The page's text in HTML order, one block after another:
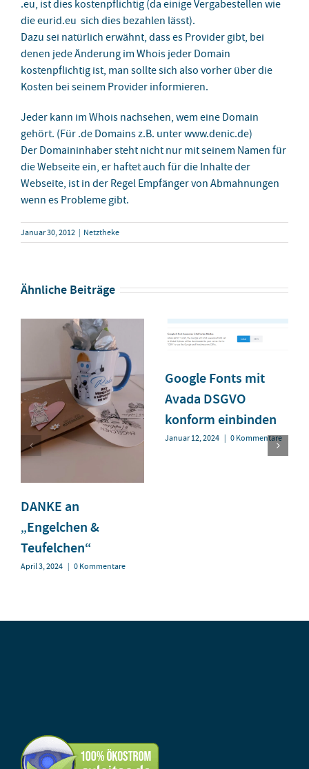
.eu, ist dies kostenpflichtig (da einige Vergabestellen wie
die eurid.eu sich dies bezahlen lässt).
Dazu sei natürlich erwähnt, dass es Provider gibt, bei
denen jede Änderung im Whois jeder Domain
kostenpflichtig ist, man sollte sich also vorher über die
Kosten bei seinem Provider informieren.
Jeder kann im Whois nachsehen, wem eine Domain
gehört. (Für .de Domains z.B. unter www.denic.de)
Der Domaininhaber steht nicht nur mit seinem Namen für
die Webseite ein, er haftet auch für die Inhalte der
Webseite, ist in der Regel Empfänger von Abmahnungen
wenn es Probleme gibt.
Januar 30, 2012 | Netztheke
Ähnliche Beiträge
DANKE an
„Engelchen &
Teufelchen“
April 3, 2024 | 0 Kommentare
Google Fonts mit
Avada DSGVO
konform einbinden
Januar 12, 2024 | 0 Kommentare